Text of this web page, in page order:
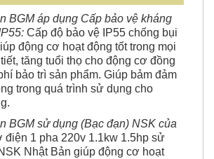
BGM áp dụng Cấp bảo vệ kháng
Cấp độ bảo vệ IP55 chống bụi
động cơ hoạt động tốt trong mọi
tăng tuổi thọ cho động cơ đồng
bảo trì sản phẩm. Giúp bảm đảm
trong quá trình sử dụng cho
BGM sử dụng (Bạc đạn) NSK của
điện 1 pha 220v 1.1kw 1.5hp sử
Nhật Bản giúp động cơ hoạt